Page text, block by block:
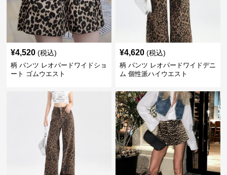
¥4,520 (税込)
柄 パンツ レオパードワイドショ
ート ゴムウエスト
¥4,620 (税込)
柄 パンツ レオパードワイドデニ
ム 個性派ハイウエスト